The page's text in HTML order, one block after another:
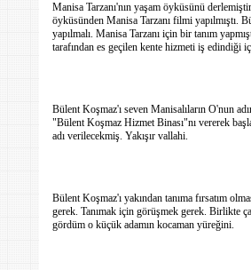
Manisa Tarzanı'nın yaşam öyküsünü
öyküsünden Manisa Tarzanı filmi yapılmıştı.
yapılmalı. Manisa Tarzanı için bir tanım
tarafından es geçilen kente hizmeti iş edindiği
Bülent Koşmaz'ı seven Manisalıların O'nun
"Bülent Koşmaz Hizmet Binası"nı vererek
adı verilecekmiş. Yakışır vallahi.
Bülent Koşmaz'ı yakından tanıma fırsatım
gerek. Tanımak için görüşmek gerek. Birlikte
gördüm o küçük adamın kocaman yüreğini.